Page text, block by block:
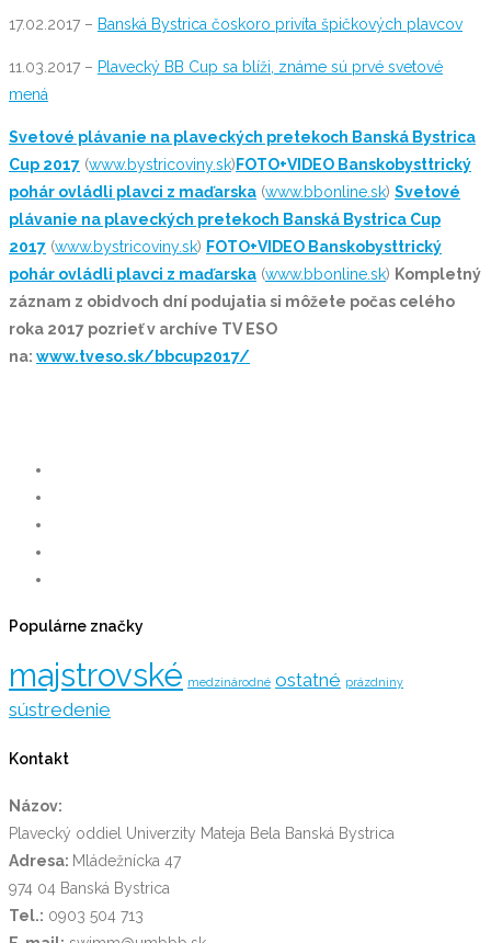
17.02.2017 – Banská Bystrica čoskoro privíta špičkových plavcov
11.03.2017 – Plavecký BB Cup sa blíži, známe sú prvé svetové
mená
Svetové plávanie na plaveckých pretekoch Banská Bystrica
Cup 2017 (www.bystricoviny.sk) FOTO+VIDEO Banskobysttrický
pohár ovládli plavci z maďarska (www.bbonline.sk) Svetové
plávanie na plaveckých pretekoch Banská Bystrica Cup
2017 (www.bystricoviny.sk) FOTO+VIDEO Banskobysttrický
pohár ovládli plavci z maďarska (www.bbonline.sk) Kompletný
záznam z obidvoch dní podujatia si môžete počas celého
roka 2017 pozrieť v archíve TV ESO
na: www.tveso.sk/bbcup2017/
Populárne značky
majstrovské medzinárodné ostatné prázdniny
sústredenie
Kontakt
Názov:
Plavecký oddiel Univerzity Mateja Bela Banská Bystrica
Adresa: Mládežnícka 47
974 04 Banská Bystrica
Tel.: 0903 504 713